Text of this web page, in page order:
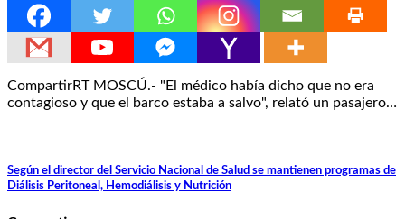
CompartirRT MOSCÚ.- "El médico había dicho que no era
contagioso y que el barco estaba a salvo", relató un pasajero…
Según el director del Servicio Nacional de Salud se mantienen programas de
Diálisis Peritoneal, Hemodiálisis y Nutrición